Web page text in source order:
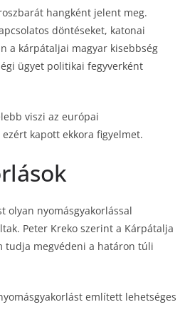
hangként jelent meg.
döntéseket, katonai
a kárpátaljai magyar kisebbség
ügyet politikai fegyverként
viszi az európai
kapott ekkora figyelmet.
olyan nyomásgyakorlással
Peter Kreko szerint a Kárpátalja
tudja megvédeni a határon túli
említett lehetséges